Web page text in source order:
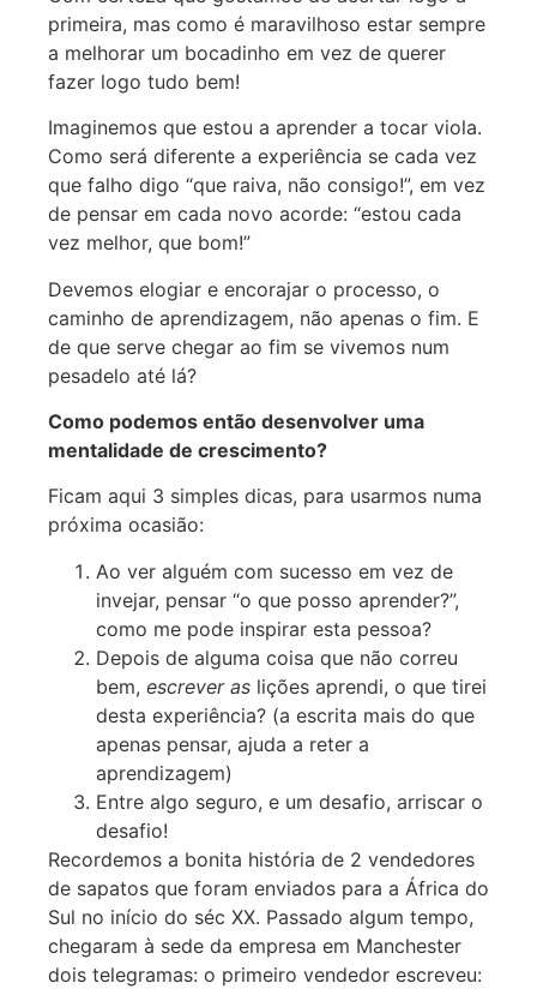
primeira, mas como é maravilhoso estar sempre
a melhorar um bocadinho em vez de querer
fazer logo tudo bem!
Imaginemos que estou a aprender a tocar viola.
Como será diferente a experiência se cada vez
que falho digo “que raiva, não consigo!”, em vez
de pensar em cada novo acorde: “estou cada
vez melhor, que bom!”
Devemos elogiar e encorajar o processo, o
caminho de aprendizagem, não apenas o fim. E
de que serve chegar ao fim se vivemos num
pesadelo até lá?
Como podemos então desenvolver uma
mentalidade de crescimento?
Ficam aqui 3 simples dicas, para usarmos numa
próxima ocasião:
Ao ver alguém com sucesso em vez de
invejar, pensar “o que posso aprender?”,
como me pode inspirar esta pessoa?
Depois de alguma coisa que não correu
bem, escrever as lições aprendi, o que tirei
desta experiência? (a escrita mais do que
apenas pensar, ajuda a reter a
aprendizagem)
Entre algo seguro, e um desafio, arriscar o
desafio!
Recordemos a bonita história de 2 vendedores
de sapatos que foram enviados para a África do
Sul no início do séc XX. Passado algum tempo,
chegaram à sede da empresa em Manchester
dois telegramas: o primeiro vendedor escreveu: